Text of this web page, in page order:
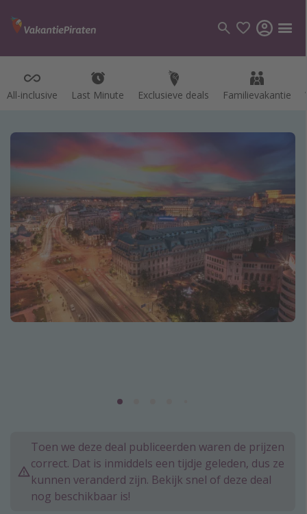
All-inclusive Last Minute Exclusieve deals Familievakantie
Categorie
Vakanties
Bestemmingen
Alle bestemmingen
Canarische Eilanden
Mallorca
Thailand
Type vakantie
Overzicht
Toen we deze deal publiceerden waren de prijzen
correct. Dat is inmiddels een tijdje geleden, dus ze
kunnen veranderd zijn. Bekijk snel of deze deal
nog beschikbaar is!